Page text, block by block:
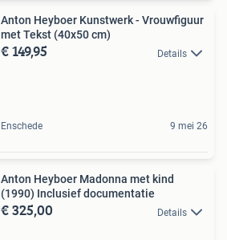
Anton Heyboer Kunstwerk - Vrouwfiguur
met Tekst (40x50 cm)
€ 149,95 Details
Enschede 9 mei 26
Anton Heyboer Madonna met kind
(1990) Inclusief documentatie
€ 325,00 Details